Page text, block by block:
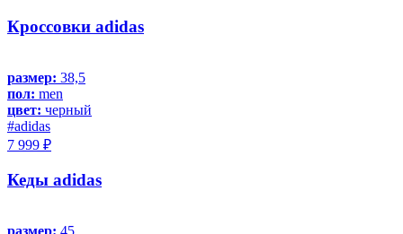
Кроссовки adidas
размер: 38,5
пол: men
цвет: черный
#adidas
7 999 ₽
Кеды adidas